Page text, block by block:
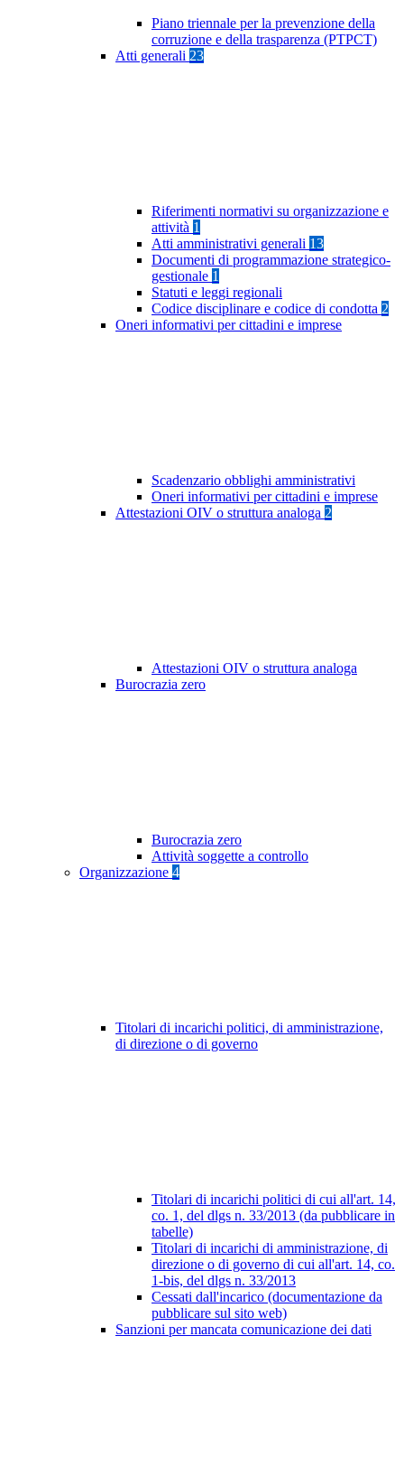
Piano triennale per la prevenzione della
corruzione e della trasparenza (PTPCT)
Atti generali 23
Riferimenti normativi su organizzazione e
attività 1
Atti amministrativi generali 13
Documenti di programmazione strategico-
gestionale 1
Statuti e leggi regionali
Codice disciplinare e codice di condotta 2
Oneri informativi per cittadini e imprese
Scadenzario obblighi amministrativi
Oneri informativi per cittadini e imprese
Attestazioni OIV o struttura analoga 2
Attestazioni OIV o struttura analoga
Burocrazia zero
Burocrazia zero
Attività soggette a controllo
Organizzazione 4
Titolari di incarichi politici, di amministrazione,
di direzione o di governo
Titolari di incarichi politici di cui all'art. 14,
co. 1, del dlgs n. 33/2013 (da pubblicare in
tabelle)
Titolari di incarichi di amministrazione, di
direzione o di governo di cui all'art. 14, co.
1-bis, del dlgs n. 33/2013
Cessati dall'incarico (documentazione da
pubblicare sul sito web)
Sanzioni per mancata comunicazione dei dati